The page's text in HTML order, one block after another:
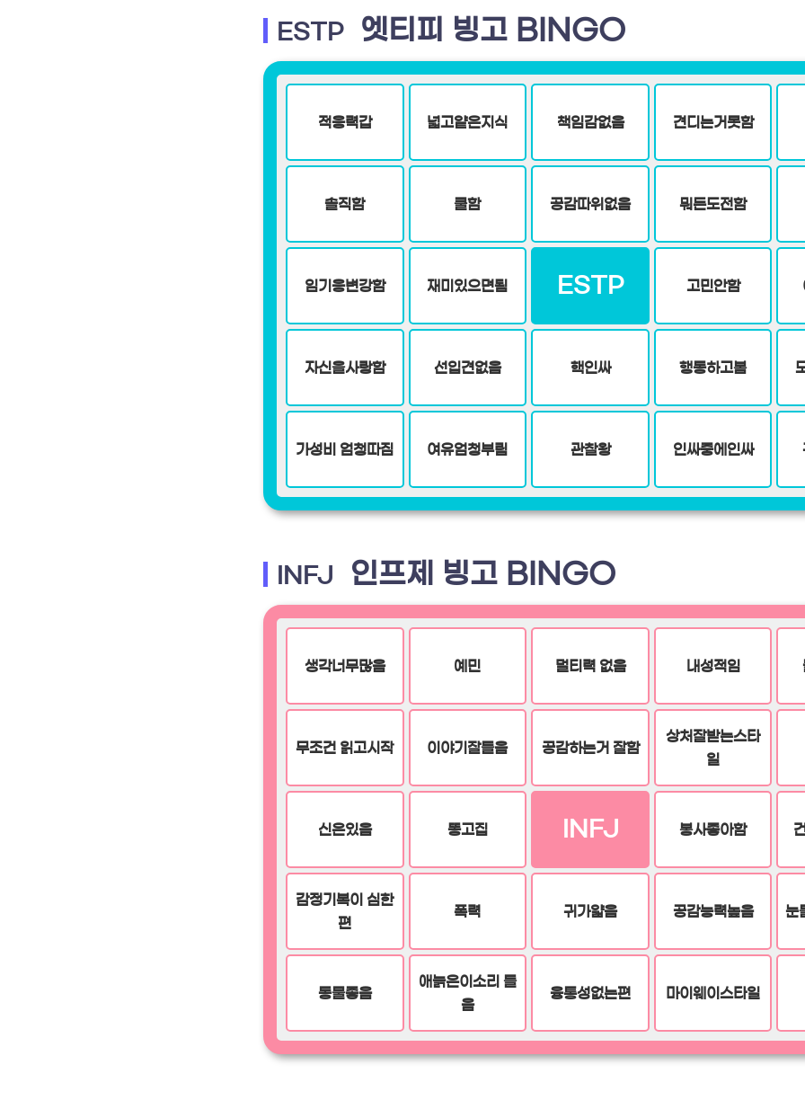
ESTP 엣티피 빙고 BINGO
적응력갑 넓고얕은지식 책임감없음 견디는거못함
솔직함 쿨함 공감따위없음 뭐든도전함
임기응변강함 재미있으면됨 ESTP 고민안함
자신을사랑함 선입견없음 핵인싸 행동하고봄
가성비 엄청따짐 여유엄청부림 관찰왕 인싸중에인싸
INFJ 인프제 빙고 BINGO
생각너무많음 예민 멀티력 없음 내성적임
무조건 읽고시작 이야기잘들음 공감하는거 잘함
상처잘받는스타
일
신은있음 똥고집 INFJ 봉사좋아함
감정기복이 심한
편
폭력 귀가얇음 공감능력높음 눈
동물좋음
애늙은이소리 들
음
융통성없는편 마이웨이스타일